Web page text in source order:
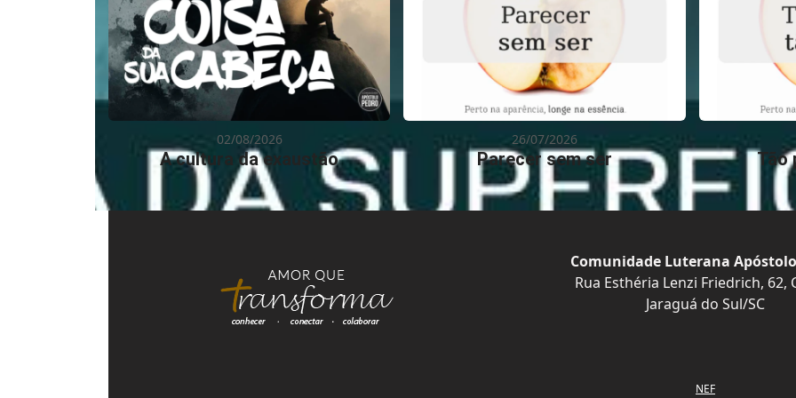
02/08/2026
A cultura da exaustão
26/07/2026
Parecer sem ser Tão
Comunidade Luterana
Rua Esthéria Lenzi Friedrich, 62,
Jaraguá do Sul/SC
NEF